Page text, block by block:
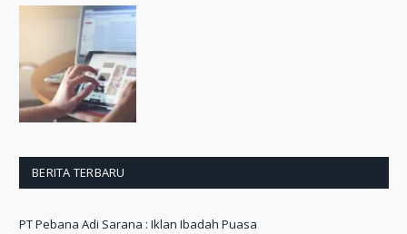
BERITA TERBARU
PT Pebana Adi Sarana : Iklan Ibadah Puasa